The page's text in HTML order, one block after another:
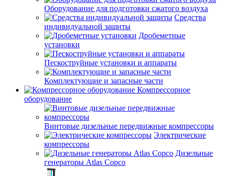
Оборудование для подготовки сжатого воздуха
Средства
индивидуальной защиты
Дробеметные
установки
Пескоструйные установки и аппараты
Комплектующие и запасные части
Компрессорное
оборудование
Винтовые дизельные передвижные компрессоры
Электрические
компрессоры
Дизельные
генераторы Atlas Copco